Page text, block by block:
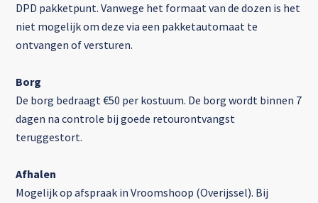
DPD pakketpunt. Vanwege het formaat van de dozen is het
niet mogelijk om deze via een pakketautomaat te
ontvangen of versturen.
Borg
De borg bedraagt €50 per kostuum. De borg wordt binnen 7
dagen na controle bij goede retourontvangst
teruggestort.
Afhalen
Mogelijk op afspraak in Vroomshoop (Overijssel). Bij